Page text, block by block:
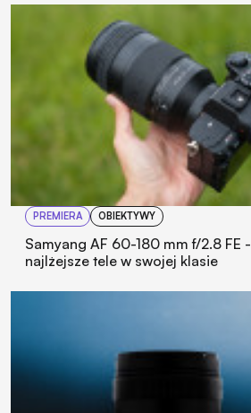
PREMIERA OBIEKTYWY
Samyang AF 60-180 mm f/2.8 FE -
najlżejsze tele w swojej klasie